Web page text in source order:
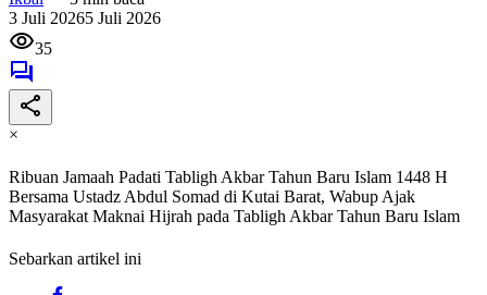
3 Juli 20265 Juli 2026
35
×
Ribuan Jamaah Padati Tabligh Akbar Tahun Baru Islam 1448 H
Bersama Ustadz Abdul Somad di Kutai Barat, Wabup Ajak
Masyarakat Maknai Hijrah pada Tabligh Akbar Tahun Baru Islam
Sebarkan artikel ini